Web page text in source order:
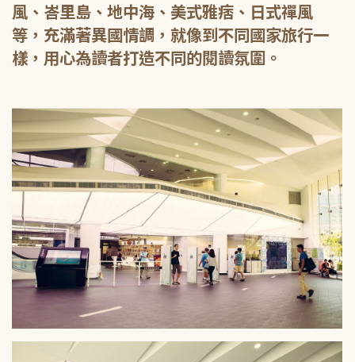
風、峇里島、地中海、美式雅痞、日式禪風
等，充滿著異國情調，就像到不同國家旅行一
樣，用心為讀者打造不同的閱讀氛圍。